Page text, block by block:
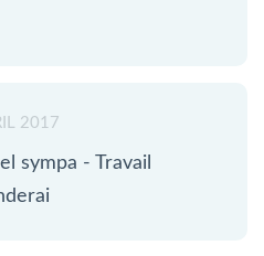
2017
sympa - Travail